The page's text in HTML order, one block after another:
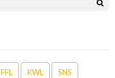
FFL KWL SNS